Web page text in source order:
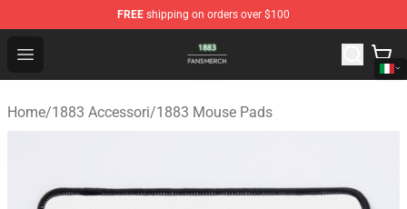
FREE shipping on orders over $100
Open menu
1883 Shop - Official 1883 Merchandise Store
Home/1883 Accessori/1883 Mouse Pads